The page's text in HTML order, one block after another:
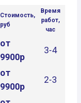
Стоимость,
руб
Время
работ,
час
от
9900р
3-4
от
9900р
2-3